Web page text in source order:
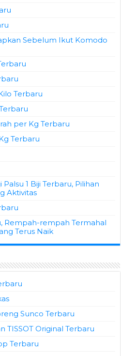
Sebelum Ikut Komodo
Terbaru
per Kg Terbaru
Terbaru
1 Biji Terbaru, Pilihan
Aktivitas
Rempah-rempah Termahal
Terus Naik
Sunco Terbaru
TISSOT Original Terbaru
Terbaru